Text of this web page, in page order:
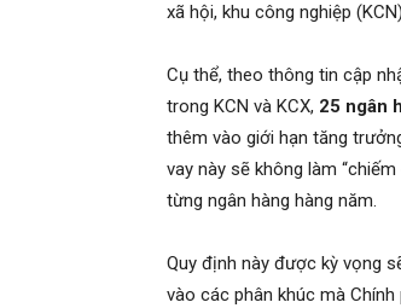
xã hội, khu công nghiệp
Cụ thể, theo thông tin cập
trong KCN và KCX, 25 ngân
thêm vào giới hạn tăng
vay này sẽ không làm
từng ngân hàng hàng năm.
Quy định này được kỳ vọng
vào các phân khúc mà